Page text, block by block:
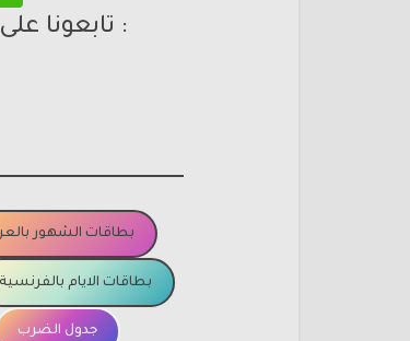
: تابعونا
بطاقات الشهور
بطاقات الايام بالفرنسية
جدول الضرب